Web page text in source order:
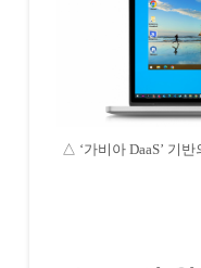
△ ‘가비아 DaaS’ 기